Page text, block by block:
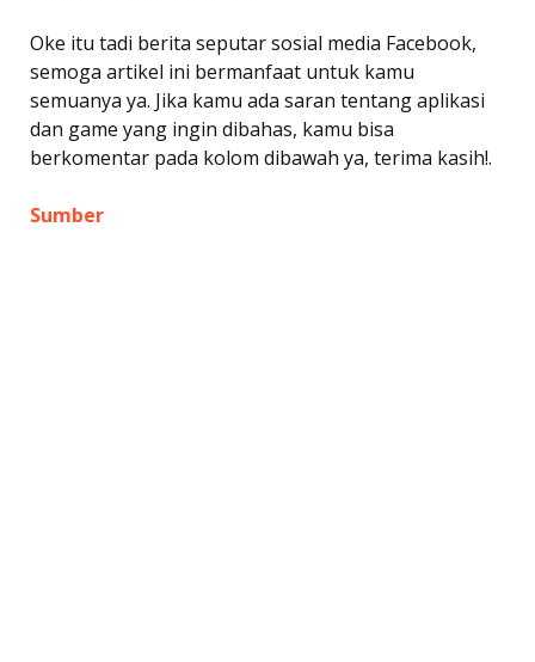
Oke itu tadi berita seputar sosial media Facebook,
semoga artikel ini bermanfaat untuk kamu
semuanya ya. Jika kamu ada saran tentang aplikasi
dan game yang ingin dibahas, kamu bisa
berkomentar pada kolom dibawah ya, terima kasih!.
Sumber